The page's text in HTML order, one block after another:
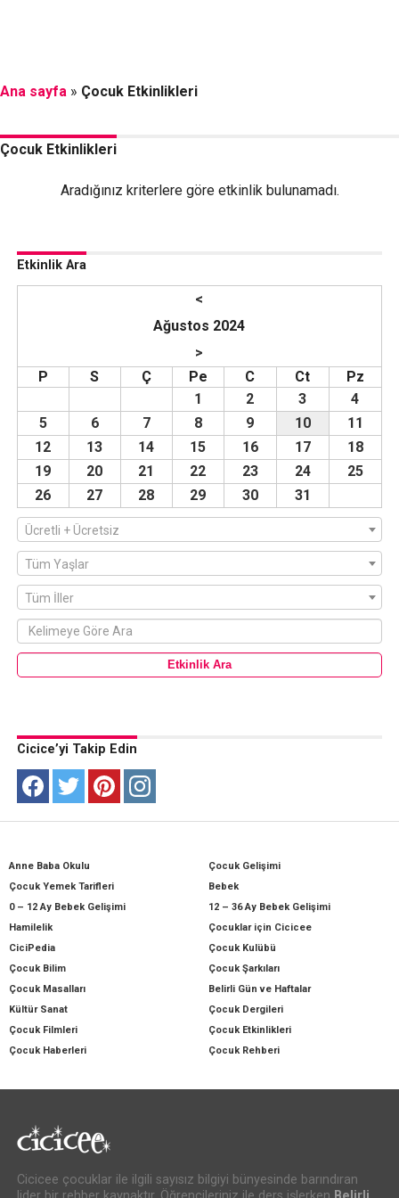
Ana sayfa » Çocuk Etkinlikleri
Çocuk Etkinlikleri
Aradığınız kriterlere göre etkinlik bulunamadı.
Etkinlik Ara
<
Ağustos 2024
>
P
S Ç Pe C Ct
Pz
1
2 3
4
5
6 7 8 9 10
11
12
13 14 15 16 17
18
19
20 21 22 23 24
25
26
27 28 29 30 31
Ücretli + Ücretsiz
Tüm Yaşlar
Tüm İller
Cicice’yi Takip Edin
Anne Baba Okulu
Çocuk Gelişimi
Çocuk Yemek Tarifleri
Bebek
0 – 12 Ay Bebek Gelişimi
12 – 36 Ay Bebek Gelişimi
Hamilelik
Çocuklar için Cicicee
CiciPedia
Çocuk Kulübü
Çocuk Bilim
Çocuk Şarkıları
Çocuk Masalları
Belirli Gün ve Haftalar
Kültür Sanat
Çocuk Dergileri
Çocuk Filmleri
Çocuk Etkinlikleri
Çocuk Haberleri
Çocuk Rehberi
Cicicee çocuklar ile ilgili sayısız bilgiyi bünyesinde barındıran